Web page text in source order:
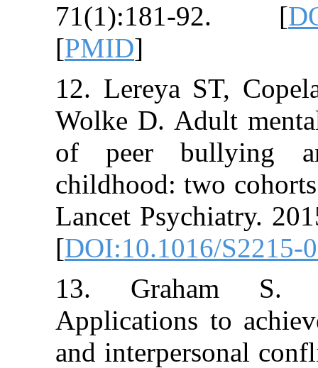
71(1):181-
[
12. Lereya
Wolke D.
of peer
childhood: two
Lancet
[DOI:10.1016/
13.
Applications
and